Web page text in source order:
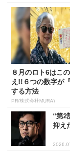
８月のロト6はこ
え!!６つの数字が
する方法
PR(株式会社MURA)
“第2
抑え